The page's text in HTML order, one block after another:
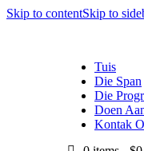
Skip to contentSkip to
Tuis
Die Span
Die
Doen
Kontak